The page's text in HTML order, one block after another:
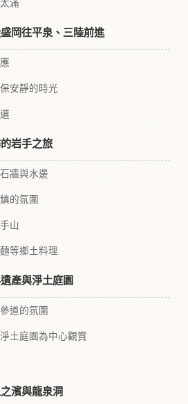
滿
岡往平泉、三陸前進
安靜的時光
岩手之旅
牆與水邊
的氛圍
山
等鄉土料理
產與淨土庭園
道的氛圍
土庭園為中心觀賞
濱與龍泉洞